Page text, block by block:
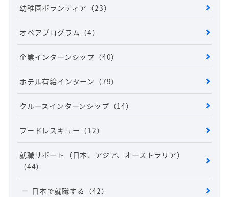
幼稚園ボランティア （23）
オペアプログラム （4）
企業インターンシップ （40）
ホテル有給インターン （79）
クルーズインターンシップ （14）
フードレスキュー （12）
就職サポート（日本、アジア、オーストラリア）
（44）
日本で就職する （42）